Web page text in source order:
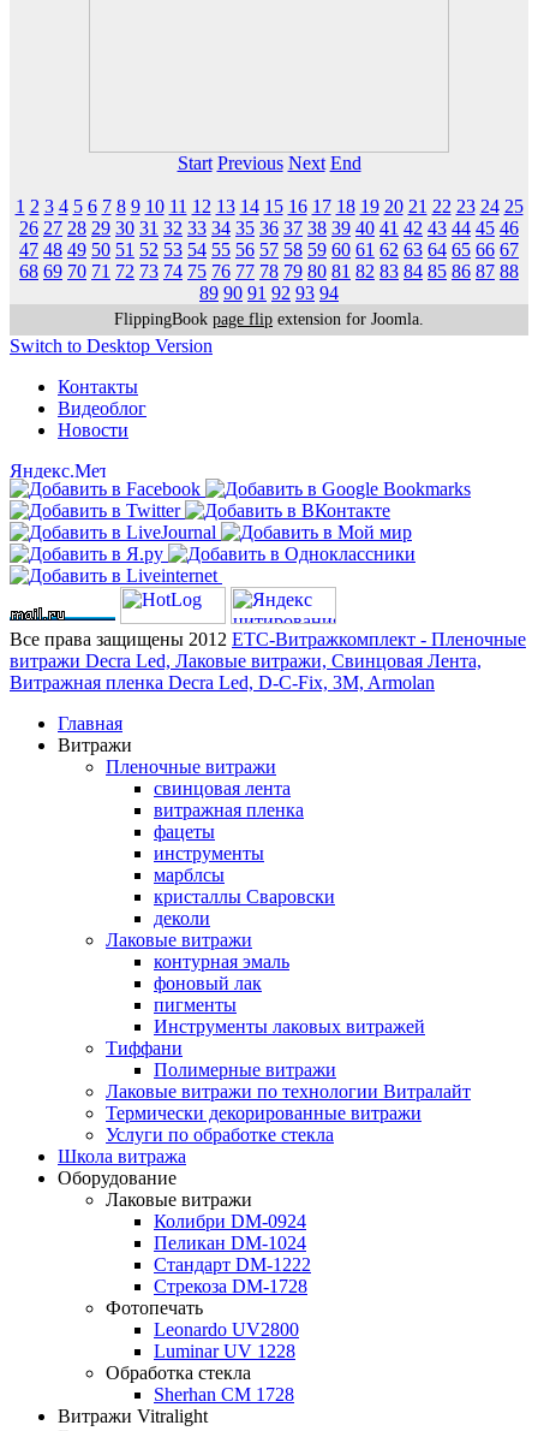
Start Previous Next End
1 2 3 4 5 6 7 8 9 10 11 12 13 14 15 16 17 18 19 20 21 22 23 24 25
26 27 28 29 30 31 32 33 34 35 36 37 38 39 40 41 42 43 44 45 46
47 48 49 50 51 52 53 54 55 56 57 58 59 60 61 62 63 64 65 66 67
68 69 70 71 72 73 74 75 76 77 78 79 80 81 82 83 84 85 86 87 88
89 90 91 92 93 94
FlippingBook page flip extension for Joomla.
Switch to Desktop Version
Контакты
Видеоблог
Новости
Все права защищены 2012 ЕТС-Витражкомплект - Пленочные
витражи Decra Led, Лаковые витражи, Свинцовая Лента,
Витражная пленка Decra Led, D-C-Fix, 3M, Armolan
Главная
Витражи
Пленочные витражи
свинцовая лента
витражная пленка
фацеты
инструменты
марблсы
кристаллы Сваровски
деколи
Лаковые витражи
контурная эмаль
фоновый лак
пигменты
Инструменты лаковых витражей
Тиффани
Полимерные витражи
Лаковые витражи по технологии Витралайт
Термически декорированные витражи
Услуги по обработке стекла
Школа витража
Оборудование
Лаковые витражи
Колибри DM-0924
Пеликан DM-1024
Стандарт DM-1222
Стрекоза DM-1728
Фотопечать
Leonardo UV2800
Luminar UV 1228
Обработка стекла
Sherhan CM 1728
Витражи Vitralight